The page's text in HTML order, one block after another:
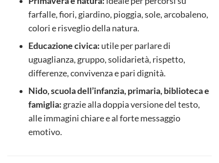
farfalle, fiori, giardino, pioggia, sole, arcobaleno,
colori e risveglio della natura.
Educazione civica: utile per parlare di
uguaglianza, gruppo, solidarietà, rispetto,
differenze, convivenza e pari dignità.
Nido, scuola dell’infanzia, primaria, biblioteca e
famiglia:grazie alla doppia versione del testo,
alle immagini chiare e al forte messaggio
emotivo.